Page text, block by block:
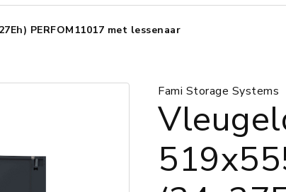
PERFOM11017 met lessenaar
Fami Storage Systems